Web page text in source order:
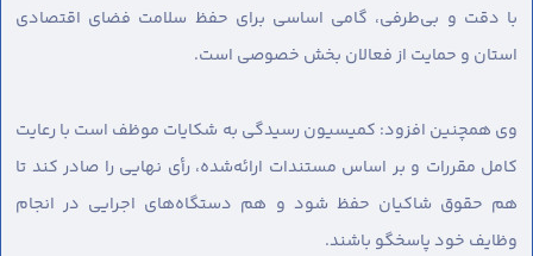
با دقت و بی‌طرفی، گامی اساسی برای حفظ سلامت فضای اقتصادی
استان و حمایت از فعالان بخش خصوصی است.
وی همچنین افزود: کمیسیون رسیدگی به شکایات موظف است با رعایت
کامل مقررات و بر اساس مستندات ارائه‌شده، رأی نهایی را صادر کند تا
هم حقوق شاکیان حفظ شود و هم دستگاه‌های اجرایی در انجام
وظایف خود پاسخگو باشند.